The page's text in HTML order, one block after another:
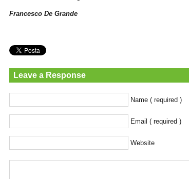
Francesco De Grande
Leave a Response
Name ( required )
Email ( required )
Website